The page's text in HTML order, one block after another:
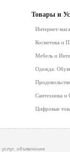
Товары и
Интернет-
Косметика и
Мебель и
Одежда.
Сантехника и
Цифровые
объявления